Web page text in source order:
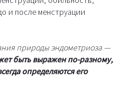
и после менструации
природы эндометриоза —
быть выражен по-разному,
определяются его